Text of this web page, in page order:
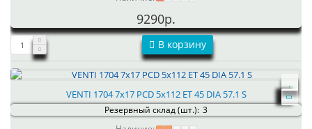
9290р.
В корзину
VENTI 1704 7x17 PCD 5x112 ET 45 DIA 57.1 S
Резервный склад (шт.): 3